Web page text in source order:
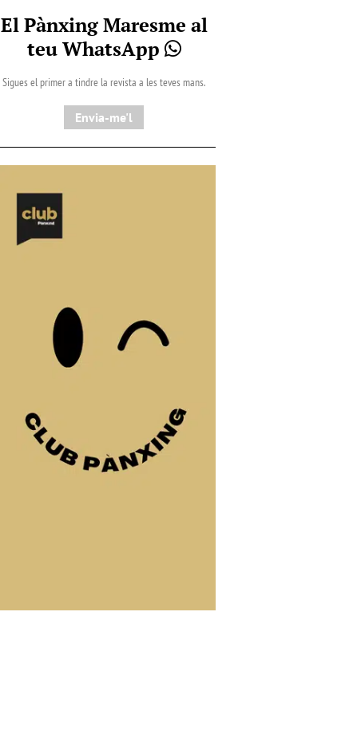
El Pànxing Maresme al
teu WhatsApp
Sigues el primer a tindre la revista a les teves mans.
Envia-me'l